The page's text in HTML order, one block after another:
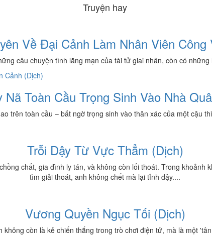
Truyện hay
Về Đại Cảnh Làm Nhân Viên Công
câu chuyện tình lãng mạn của tài tử giai nhân, còn có
Nã Toàn Cầu Trọng Sinh Vào Nhà
trên toàn cầu – bất ngờ trọng sinh vào thân xác của một cậu
Trỗi Dậy Từ Vực Thẳm (Dịch)
chất, gia đình ly tán, và không còn lối thoát. Trong khoảnh
tìm giải thoát, anh không chết mà lại tỉnh dậy....
Vương Quyền Ngục Tối (Dịch)
còn là kẻ chiến thắng trong trò chơi điện tử, mà là một